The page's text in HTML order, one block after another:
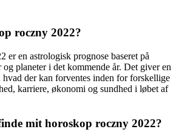
roczny 2022?
er en astrologisk prognose baseret på
planeter i det kommende år. Det giver en
hvad der kan forventes inden for forskellige
karriere, økonomi og sundhed i løbet af
mit horoskop roczny 2022?